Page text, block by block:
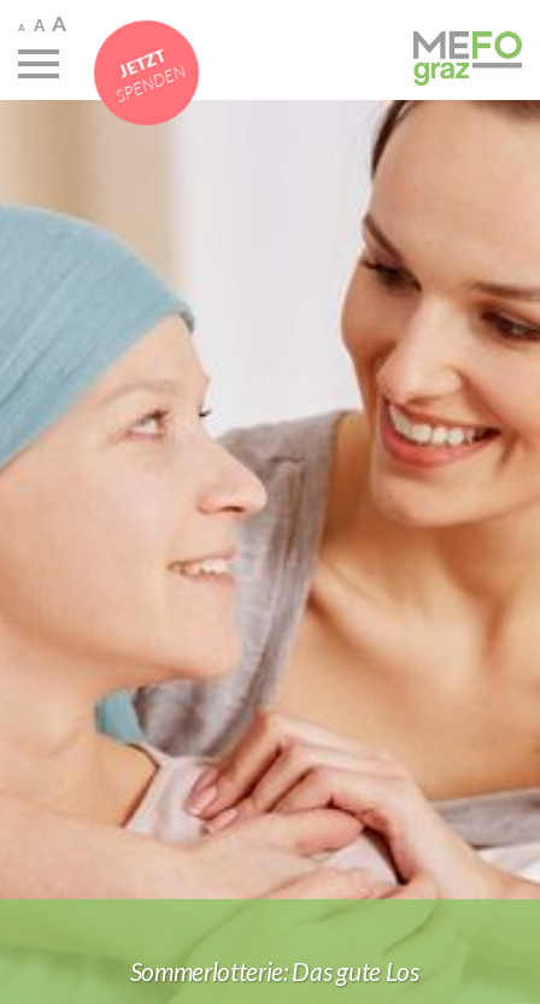
A A A
Sommer­lot­terie: Das gute Los
JETZT
SPENDEN